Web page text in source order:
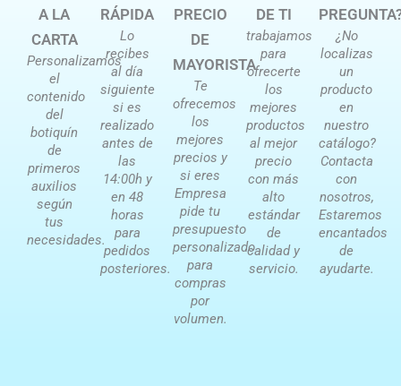
A LA
CARTA
Personalizamos
el
contenido
del
botiquín
de
primeros
auxilios
según
tus
necesidades.
RÁPIDA
Lo
recibes
al día
siguiente
si es
realizado
antes de
las
14:00h y
en 48
horas
para
pedidos
posteriores.
PRECIO
DE
MAYORISTA
Te
ofrecemos
los
mejores
precios y
si eres
Empresa
pide tu
presupuesto
personalizado
para
compras
por
volumen.
DE TI
trabajamos
para
ofrecerte
los
mejores
productos
al mejor
precio
con más
alto
estándar
de
calidad y
servicio.
¿No
localizas
un
producto
en
nuestro
catálogo?
Contacta
con
nosotros,
Estaremos
encantados
de
ayudarte.